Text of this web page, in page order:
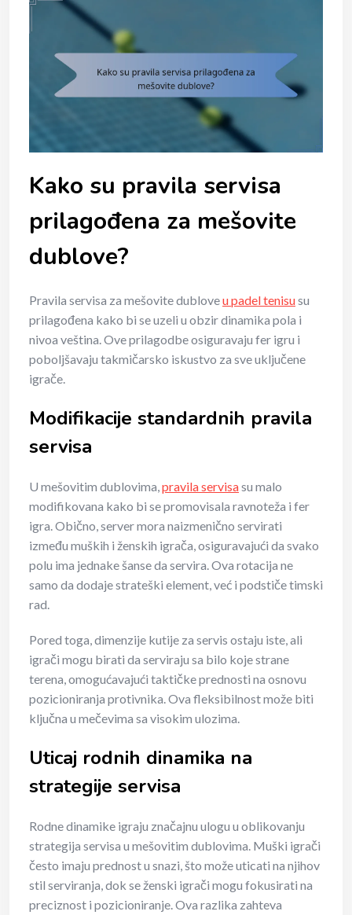
Kako su pravila servisa
prilagođena za mešovite
dublove?
Pravila servisa za mešovite dubloveu padel tenisusu
prilagođena kako bi se uzeli u obzir dinamika pola i
nivoa veština. Ove prilagodbe osiguravaju fer igru i
poboljšavaju takmičarsko iskustvo za sve uključene
igrače.
Modifikacije standardnih pravila
servisa
U mešovitim dublovima, pravila servisasu malo
modifikovana kako bi se promovisala ravnoteža i fer
igra. Obično, server mora naizmenično servirati
između muških i ženskih igrača, osiguravajući da svako
polu ima jednake šanse da servira. Ova rotacija ne
samo da dodaje strateški element, već i podstiče timski
rad.
Pored toga, dimenzije kutije za servis ostaju iste, ali
igrači mogu birati da serviraju sa bilo koje strane
terena, omogućavajući taktičke prednosti na osnovu
pozicioniranja protivnika. Ova fleksibilnost može biti
ključna u mečevima sa visokim ulozima.
Uticaj rodnih dinamika na
strategije servisa
Rodne dinamike igraju značajnu ulogu u oblikovanju
strategija servisa u mešovitim dublovima. Muški igrači
često imaju prednost u snazi, što može uticati na njihov
stil serviranja, dok se ženski igrači mogu fokusirati na
preciznost i pozicioniranje. Ova razlika zahteva